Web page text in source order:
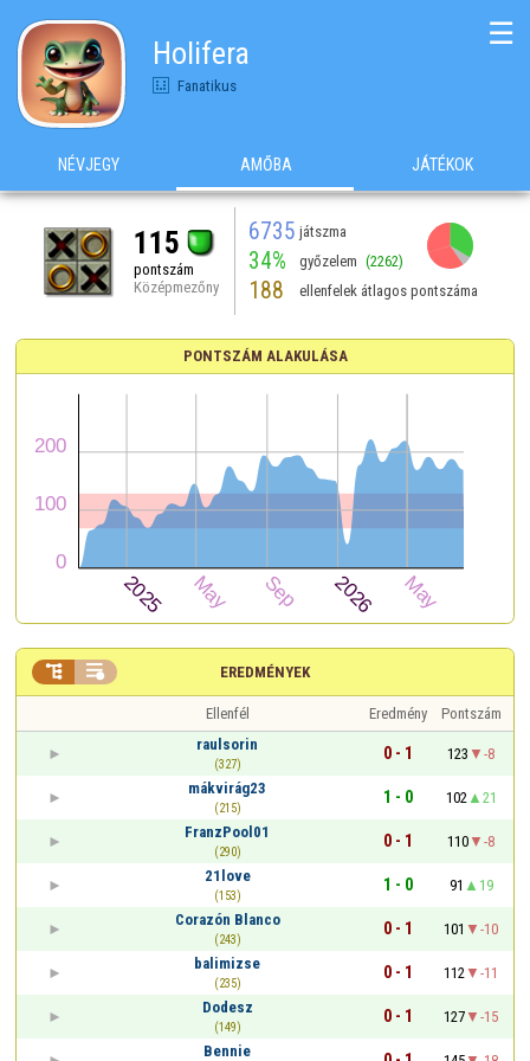
Holifera
Fanatikus
☰
NÉVJEGY AMŐBA JÁTÉKOK
115
pontszám
Középmezőny
6735 játszma
34% győzelem (2262)
188 ellenfelek átlagos pontszáma
PONTSZÁM ALAKULÁSA
EREDMÉNYEK
 
Ellenfél Eredmény
Pontszám
raulsorin
(327)
0 - 1 123
-8
mákvirág23
(215)
1 - 0 102
21
FranzPool01
(290)
0 - 1 110
-8
21love
(153)
1 - 0 91
19
Corazón Blanco
(243)
0 - 1 101
-10
balimizse
(235)
0 - 1 112
-11
Dodesz
(149)
0 - 1 127
-15
Bennie